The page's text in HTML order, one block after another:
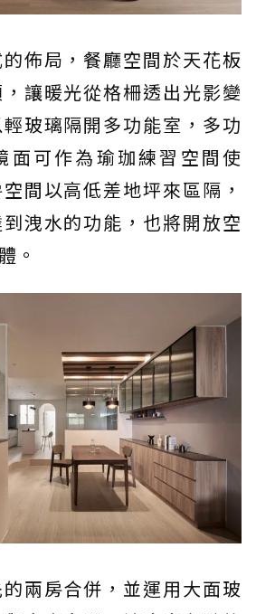
佈局，餐廳空間於天花板
讓暖光從格柵透出光影變
玻璃隔開多功能室，多功
面可作為瑜珈練習空間使
間以高低差地坪來區隔，
洩水的功能，也將開放空
。
兩房合併，並運用大面玻